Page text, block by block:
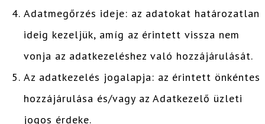
Adatmegőrzés ideje: az adatokat határozatlan
ideig kezeljük, amíg az érintett vissza nem
vonja az adatkezeléshez való hozzájárulását.
Az adatkezelés jogalapja: az érintett önkéntes
hozzájárulása és/vagy az Adatkezelő üzleti
jogos érdeke.